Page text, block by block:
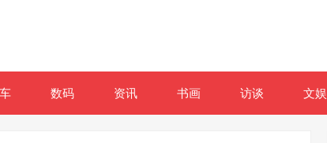
数码 资讯 书画 访谈 文娱